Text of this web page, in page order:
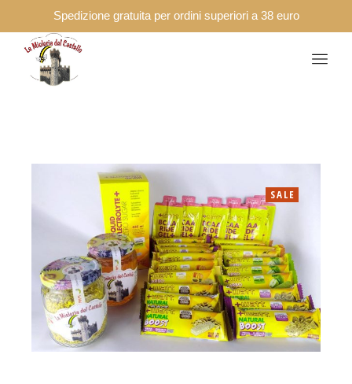
Spedizione gratuita per ordini superiori a 38 euro
SALE